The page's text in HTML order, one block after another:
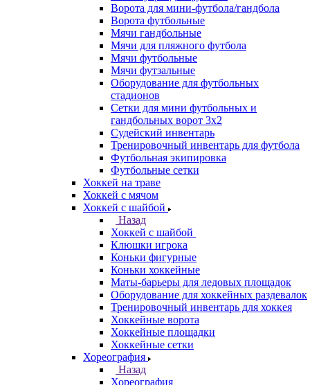
Ворота для мини-футбола/гандбола
Ворота футбольные
Мячи гандбольные
Мячи для пляжного футбола
Мячи футбольные
Мячи футзальные
Оборудование для футбольных
стадионов
Сетки для мини футбольных и
гандбольных ворот 3х2
Судейский инвентарь
Тренировочный инвентарь для футбола
Футбольная экипировка
Футбольные сетки
Хоккей на траве
Хоккей с мячом
Хоккей с шайбой
Назад
Хоккей с шайбой
Клюшки игрока
Коньки фигурные
Коньки хоккейные
Маты-барьеры для ледовых площадок
Оборудование для хоккейных раздевалок
Тренировочный инвентарь для хоккея
Хоккейные ворота
Хоккейные площадки
Хоккейные сетки
Хореография
Назад
Хореография